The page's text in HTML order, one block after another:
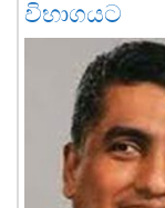
විභාගයට